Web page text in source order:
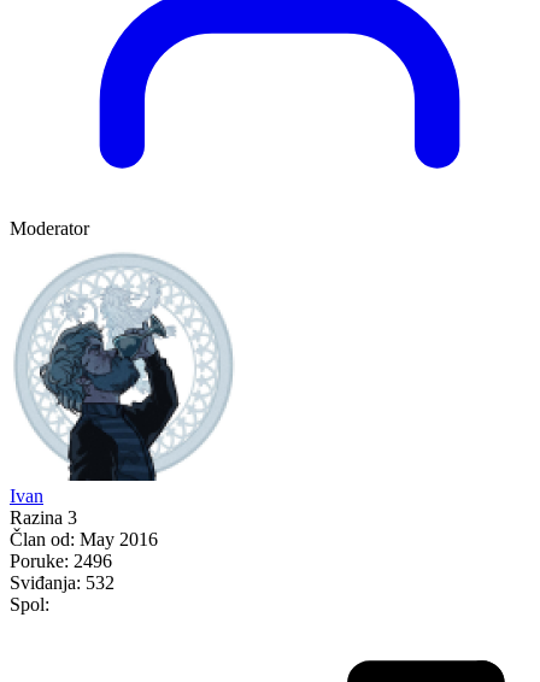
Moderator
Ivan
Razina 3
Član od: May 2016
Poruke: 2496
Sviđanja: 532
Spol: